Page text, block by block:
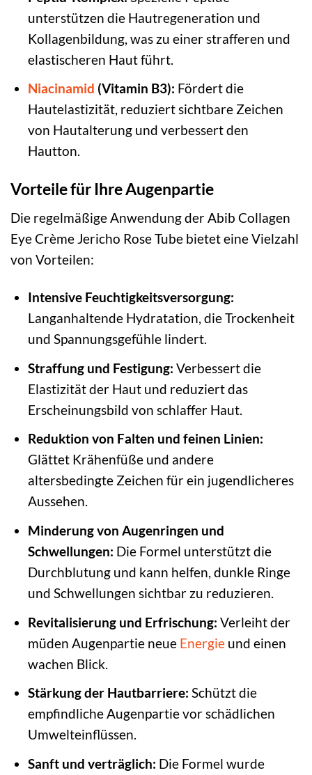
unterstützen die Hautregeneration und
Kollagenbildung, was zu einer strafferen und
elastischeren Haut führt.
Niacinamid (Vitamin B3): Fördert die
Hautelastizität, reduziert sichtbare Zeichen
von Hautalterung und verbessert den
Hautton.
Vorteile für Ihre Augenpartie
Die regelmäßige Anwendung der Abib Collagen
Eye Crème Jericho Rose Tube bietet eine Vielzahl
von Vorteilen:
Intensive Feuchtigkeitsversorgung:
Langanhaltende Hydratation, die Trockenheit
und Spannungsgefühle lindert.
Straffung und Festigung: Verbessert die
Elastizität der Haut und reduziert das
Erscheinungsbild von schlaffer Haut.
Reduktion von Falten und feinen Linien:
Glättet Krähenfüße und andere
altersbedingte Zeichen für ein jugendlicheres
Aussehen.
Minderung von Augenringen und
Schwellungen: Die Formel unterstützt die
Durchblutung und kann helfen, dunkle Ringe
und Schwellungen sichtbar zu reduzieren.
Revitalisierung und Erfrischung: Verleiht der
müden Augenpartie neue Energieund einen
wachen Blick.
Stärkung der Hautbarriere: Schützt die
empfindliche Augenpartie vor schädlichen
Umwelteinflüssen.
Sanft und verträglich: Die Formel wurde